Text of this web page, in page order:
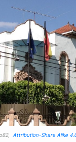
Attribution-Share Alike